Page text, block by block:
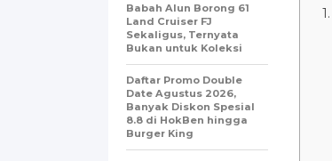
Babah Alun Borong 61
Land Cruiser FJ
Sekaligus, Ternyata
Bukan untuk Koleksi
Daftar Promo Double
Date Agustus 2026,
Banyak Diskon Spesial
8.8 di HokBen hingga
Burger King ‎